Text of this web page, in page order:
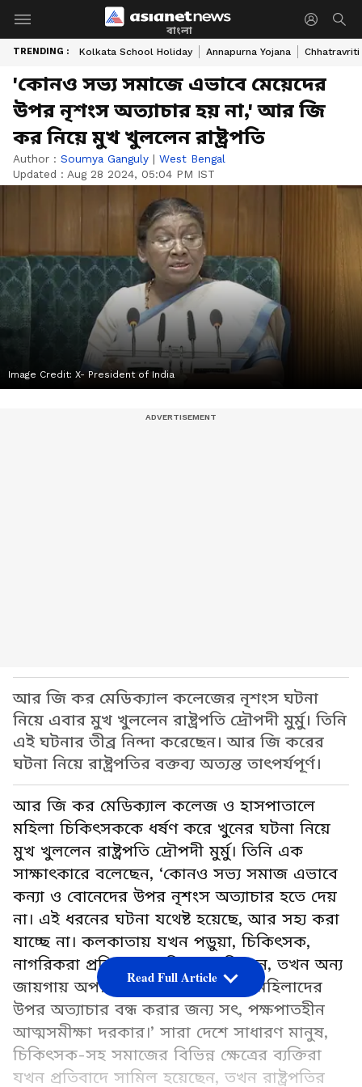
বাংলা
TRENDING : Kolkata School Holiday Annapurna Yojana Chhatravriti
'কোনও সভ্য সমাজে এভাবে মেয়েদের
উপর নৃশংস অত্যাচার হয় না,' আর জি
কর নিয়ে মুখ খুললেন রাষ্ট্রপতি
Author : Soumya Ganguly | West Bengal
Updated : Aug 28 2024, 05:04 PM IST
Image Credit: X- President of India
আর জি কর মেডিক্যাল কলেজের নৃশংস ঘটনা
নিয়ে এবার মুখ খুললেন রাষ্ট্রপতি দ্রৌপদী মুর্মু। তিনি
এই ঘটনার তীব্র নিন্দা করেছেন। আর জি করের
ঘটনা নিয়ে রাষ্ট্রপতির বক্তব্য অত্যন্ত তাৎপর্যপূর্ণ।
আর জি কর মেডিক্যাল কলেজ ও হাসপাতালে
মহিলা চিকিৎসককে ধর্ষণ করে খুনের ঘটনা নিয়ে
মুখ খুললেন রাষ্ট্রপতি দ্রৌপদী মুর্মু। তিনি এক
সাক্ষাৎকারে বলেছেন, ‘কোনও সভ্য সমাজ এভাবে
কন্যা ও বোনেদের উপর নৃশংস অত্যাচার হতে দেয়
না। এই ধরনের ঘটনা যথেষ্ট হয়েছে, আর সহ্য করা
যাচ্ছে না। কলকাতায় যখন পড়ুয়া, চিকিৎসক,
নাগরিকরা প্রতিবাদে সামিল হয়েছিলেন, তখন অন্য
জায়গায় অপরাধীরা ঘুরঘুর করছিল। মহিলাদের
উপর অত্যাচার বন্ধ করার জন্য সৎ, পক্ষপাতহীন
আত্মসমীক্ষা দরকার।’ সারা দেশে সাধারণ মানুষ,
চিকিৎসক-সহ সমাজের বিভিন্ন ক্ষেত্রের ব্যক্তিরা
যখন প্রতিবাদে সামিল হয়েছেন, তখন রাষ্ট্রপতির
Read Full Article